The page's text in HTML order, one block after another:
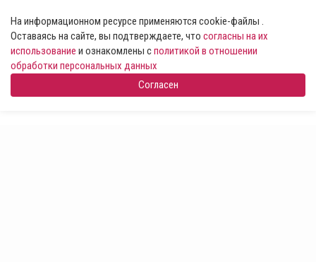
На информационном ресурсе применяются cookie-файлы .
Оставаясь на сайте, вы подтверждаете, что согласны на их
использование и ознакомлены сполитикой в отношении
обработки персональных данных
Согласен